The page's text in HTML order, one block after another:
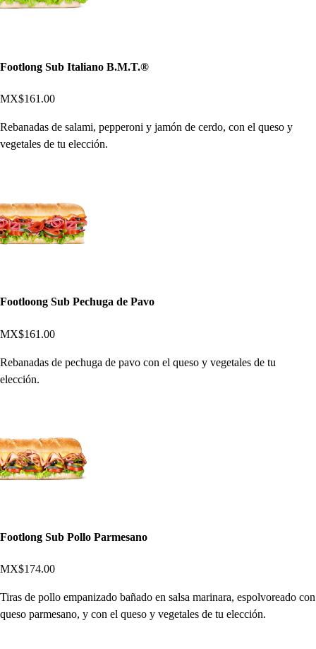
Footlong Sub Italiano B.M.T.®
MX$161.00
Rebanadas de salami, pepperoni y jamón de cerdo, con el queso y
vegetales de tu elección.
Footloong Sub Pechuga de Pavo
MX$161.00
Rebanadas de pechuga de pavo con el queso y vegetales de tu
elección.
Footlong Sub Pollo Parmesano
MX$174.00
Tiras de pollo empanizado bañado en salsa marinara, espolvoreado con
queso parmesano, y con el queso y vegetales de tu elección.